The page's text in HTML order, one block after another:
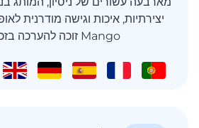
יצירתיות, איכות וגישה מודרנית
Mango זוכה להערכה בזכות השי...